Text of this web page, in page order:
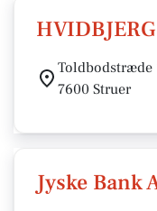
Toldbodstræde
7600 Struer
Jyske Bank